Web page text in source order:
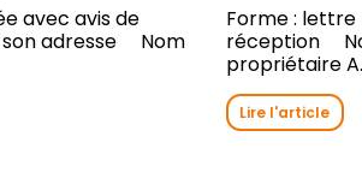
avec avis de
son adresse Nom
Forme :
réception
propriétaire
Lire l'article